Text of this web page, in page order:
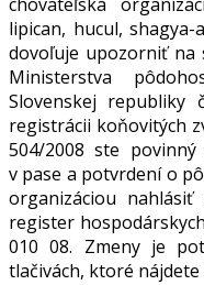
chovateľská
lipican, hucul,
dovoľuje upozorniť na
Ministerstva
Slovenskej republiky
registrácii koňovitých
504/2008 ste
v pase a potvrdení o
organizáciou
register
010 08. Zmeny je
tlačivách, ktoré nájdete